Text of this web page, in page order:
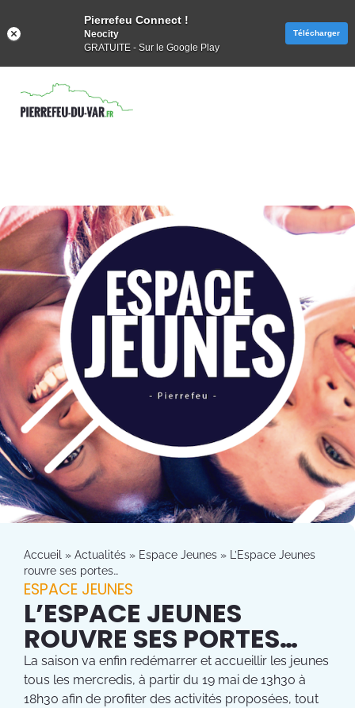
Accueil » Actualités » Espace Jeunes »
L’Espace Jeunes
rouvre ses portes…
ESPACE JEUNES
L’ESPACE JEUNES
ROUVRE SES PORTES…
La saison va enfin redémarrer et accueillir les jeunes
tous les mercredis, à partir du 19 mai de 13h30 à
18h30 afin de profiter des activités proposées, tout
Pierrefeu Connect !
Neocity
GRATUITE - Sur le Google Play
Télécharger